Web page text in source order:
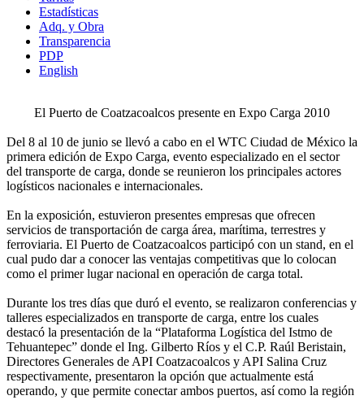
Estadísticas
Adq. y Obra
Transparencia
PDP
English
El Puerto de Coatzacoalcos presente en Expo Carga 2010
Del 8 al 10 de junio se llevó a cabo en el WTC Ciudad de México la
primera edición de Expo Carga, evento especializado en el sector
del transporte de carga, donde se reunieron los principales actores
logísticos nacionales e internacionales.
En la exposición, estuvieron presentes empresas que ofrecen
servicios de transportación de carga área, marítima, terrestres y
ferroviaria. El Puerto de Coatzacoalcos participó con un stand, en el
cual pudo dar a conocer las ventajas competitivas que lo colocan
como el primer lugar nacional en operación de carga total.
Durante los tres días que duró el evento, se realizaron conferencias y
talleres especializados en transporte de carga, entre los cuales
destacó la presentación de la “Plataforma Logística del Istmo de
Tehuantepec” donde el Ing. Gilberto Ríos y el C.P. Raúl Beristain,
Directores Generales de API Coatzacoalcos y API Salina Cruz
respectivamente, presentaron la opción que actualmente está
operando, y que permite conectar ambos puertos, así como la región